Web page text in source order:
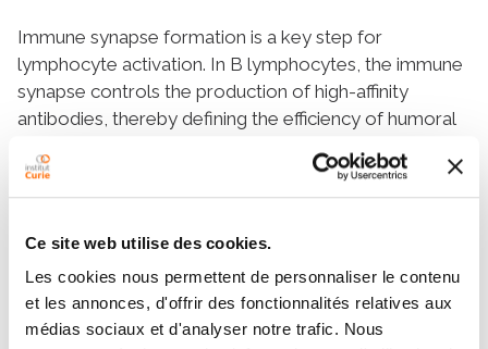
Ce site web utilise des cookies.
Les cookies nous permettent de personnaliser le contenu
et les annonces, d'offrir des fonctionnalités relatives aux
médias sociaux et d'analyser notre trafic. Nous
Immune synapse formation is a key step for
lymphocyte activation. In B lymphocytes, the immune
synapse controls the production of high-affinity
antibodies, thereby defining the efficiency of humoral
both the actin and microtubule cytoskeletons in the
formation and function of the immune synapse have
involved in synapse formation are coordinated in
space and time by actin–microtubule interactions is
not understood. Using a microfluidic pairing device,
we studied with unprecedented resolution the